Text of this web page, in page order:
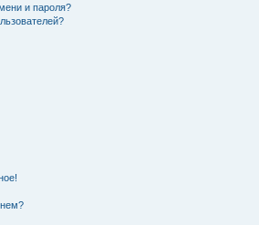
и пароля?